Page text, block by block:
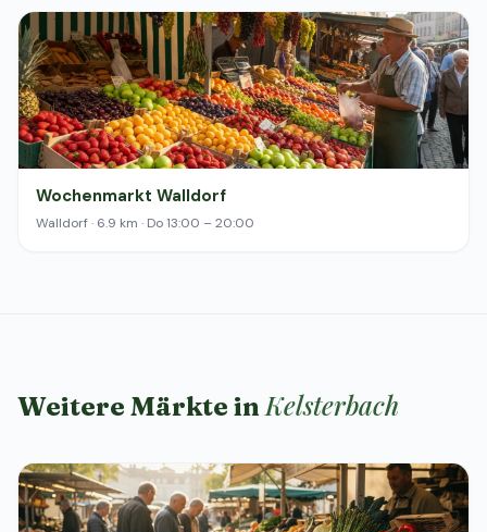
Wochenmarkt Walldorf
Walldorf · 6.9 km · Do 13:00 – 20:00
Weitere Märkte inKelsterbach